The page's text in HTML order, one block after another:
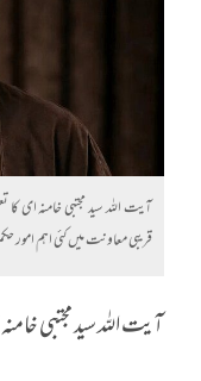
آیت اللہ سید مجتبی خامنہ ای
قریبی معاونت میں کئی اہم امور
آیت اللہ سید مجتبی